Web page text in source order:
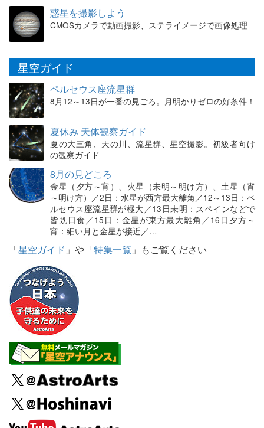
惑星を撮影しよう
CMOSカメラで動画撮影、ステライメージで画像処理
星空ガイド
ペルセウス座流星群
8月12～13日が一番の見ごろ。月明かりゼロの好条件！
夏休み 天体観察ガイド
夏の大三角、天の川、流星群、星空撮影。初級者向け
の観察ガイド
8月の見どころ
金星（夕方～宵）、火星（未明～明け方）、土星（宵
～明け方）／2日：水星が西方最大離角／12～13日：ペ
ルセウス座流星群が極大／13日未明：スペインなどで
皆既日食／15日：金星が東方最大離角／16日夕方～
宵：細い月と金星が接近／…
「星空ガイド 」や「特集一覧 」もご覧ください